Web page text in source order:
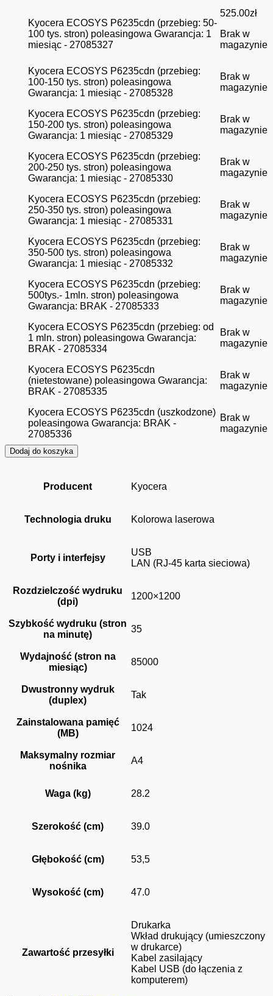
Kyocera ECOSYS P6235cdn (przebieg: 50-
100 tys. stron) poleasingowa Gwarancja: 1
miesiąc - 27085327
525.00zł
Brak w
magazynie
Kyocera ECOSYS P6235cdn (przebieg:
100-150 tys. stron) poleasingowa
Gwarancja: 1 miesiąc - 27085328
Brak w
magazynie
Kyocera ECOSYS P6235cdn (przebieg:
150-200 tys. stron) poleasingowa
Gwarancja: 1 miesiąc - 27085329
Brak w
magazynie
Kyocera ECOSYS P6235cdn (przebieg:
200-250 tys. stron) poleasingowa
Gwarancja: 1 miesiąc - 27085330
Brak w
magazynie
Kyocera ECOSYS P6235cdn (przebieg:
250-350 tys. stron) poleasingowa
Gwarancja: 1 miesiąc - 27085331
Brak w
magazynie
Kyocera ECOSYS P6235cdn (przebieg:
350-500 tys. stron) poleasingowa
Gwarancja: 1 miesiąc - 27085332
Brak w
magazynie
Kyocera ECOSYS P6235cdn (przebieg:
500tys.- 1mln. stron) poleasingowa
Gwarancja: BRAK - 27085333
Brak w
magazynie
Kyocera ECOSYS P6235cdn (przebieg: od
1 mln. stron) poleasingowa Gwarancja:
BRAK - 27085334
Brak w
magazynie
Kyocera ECOSYS P6235cdn
(nietestowane) poleasingowa Gwarancja:
BRAK - 27085335
Brak w
magazynie
Kyocera ECOSYS P6235cdn (uszkodzone)
poleasingowa Gwarancja: BRAK -
27085336
Brak w
magazynie
Dodaj do koszyka
Producent Kyocera
Technologia druku Kolorowa laserowa
Porty i interfejsy
USB
LAN (RJ-45 karta sieciowa)
Rozdzielczość wydruku
(dpi)
1200×1200
Szybkość wydruku (stron
na minutę)
35
Wydajność (stron na
miesiąc)
85000
Dwustronny wydruk
(duplex)
Tak
Zainstalowana pamięć
(MB)
1024
Maksymalny rozmiar
nośnika
A4
Waga (kg) 28.2
Szerokość (cm) 39.0
Głębokość (cm) 53,5
Wysokość (cm) 47.0
Zawartość przesyłki
Drukarka
Wkład drukujący (umieszczony
w drukarce)
Kabel zasilający
Kabel USB (do łączenia z
komputerem)